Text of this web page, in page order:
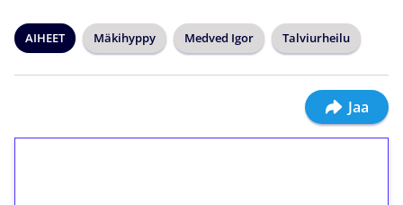
AIHEET Mäkihyppy Medved Igor Talviurheilu
Jaa